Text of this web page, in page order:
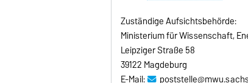
Zuständige Aufsichtsbehörde:
Ministerium für Wissenschaft,
Leipziger Straße 58
39122 Magdeburg
E-Mail: